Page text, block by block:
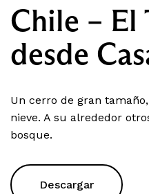
Chile – El
desde
Un cerro de gran
nieve. A su alrededor
bosque.
Descargar